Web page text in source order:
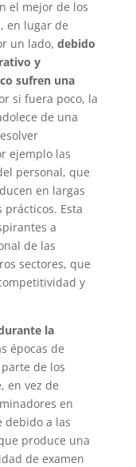
el mejor de los
en lugar de
un lado, debido
y
sufren una
si fuera poco, la
de una
ejemplo las
personal, que
en largas
prácticos. Esta
a
de las
sectores, que
y
la
épocas de
de los
en vez de
en
debido a las
produce una
de examen